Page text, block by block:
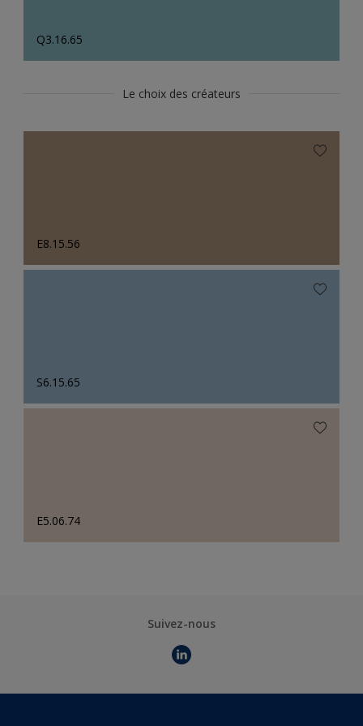
Q3.16.65
Le choix des créateurs
E8.15.56
S6.15.65
E5.06.74
Suivez-nous